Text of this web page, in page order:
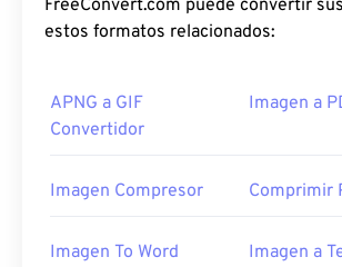
FreeConvert.com puede convertir
estos formatos relacionados:
APNG a GIF
Convertidor
Imagen a
Imagen Compresor Comprimir
Imagen To Word Imagen a